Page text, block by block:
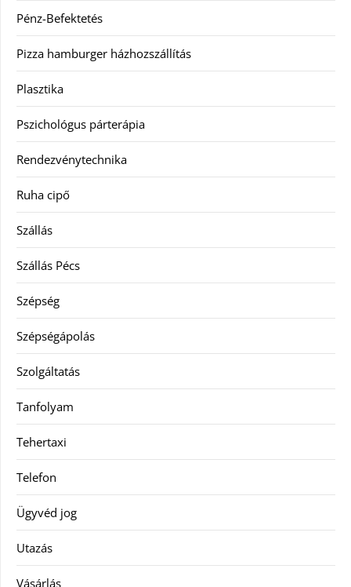
Pénz-Befektetés
Pizza hamburger házhozszállítás
Plasztika
Pszichológus párterápia
Rendezvénytechnika
Ruha cipő
Szállás
Szállás Pécs
Szépség
Szépségápolás
Szolgáltatás
Tanfolyam
Tehertaxi
Telefon
Ügyvéd jog
Utazás
Vásárlás